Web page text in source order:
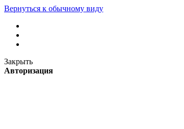
Вернуться к обычному виду
Закрыть
Авторизация